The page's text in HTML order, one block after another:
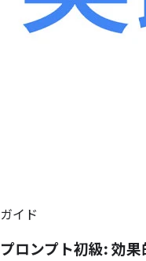
ガイド
プロンプト初級: 効果